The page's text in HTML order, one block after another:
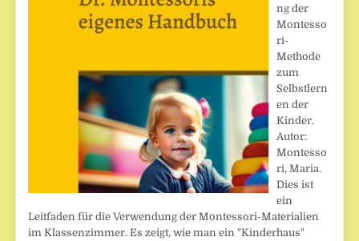
ng der
Montesso
ri-
Methode
zum
Selbstlern
en der
Kinder.
Autor:
Montesso
ri, Maria.
Dies ist
ein
Leitfaden für die Verwendung der Montessori-Materialien
im Klassenzimmer. Es zeigt, wie man ein "Kinderhaus"